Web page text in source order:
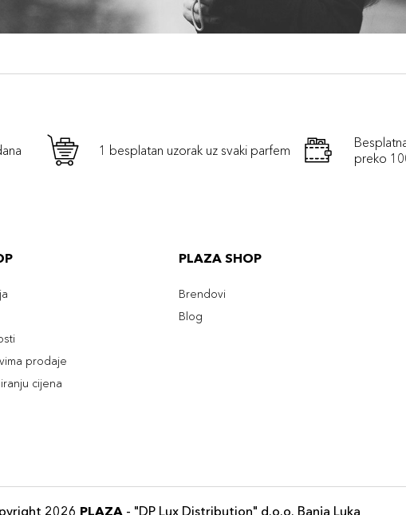
1 besplatan uzorak uz svaki parfem
preko
prodaje
cijena
PLAZA SHOP
Brendovi
Blog
2026 PLAZA- "DP Lux Distribution" d.o.o. Banja Luka